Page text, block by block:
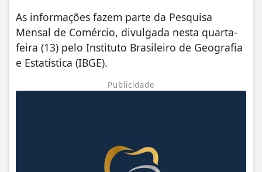
As informações fazem parte da Pesquisa
Mensal de Comércio, divulgada nesta quarta-
feira (13) pelo Instituto Brasileiro de Geografia
e Estatística (IBGE).
Publicidade